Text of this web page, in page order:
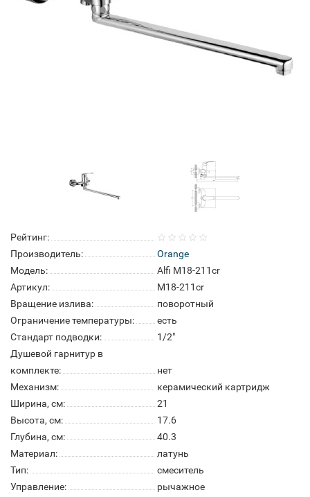
Рейтинг:
Производитель:
Orange
Модель:
Alfi M18-211cr
Артикул:
M18-211cr
Вращение излива:
поворотный
Ограничение температуры:
есть
Стандарт подводки:
1/2"
Душевой гарнитур в
комплекте:
нет
Механизм:
керамический картридж
Ширина, см:
21
Высота, см:
17.6
Глубина, см:
40.3
Материал:
латунь
Тип:
смеситель
Управление:
рычажное